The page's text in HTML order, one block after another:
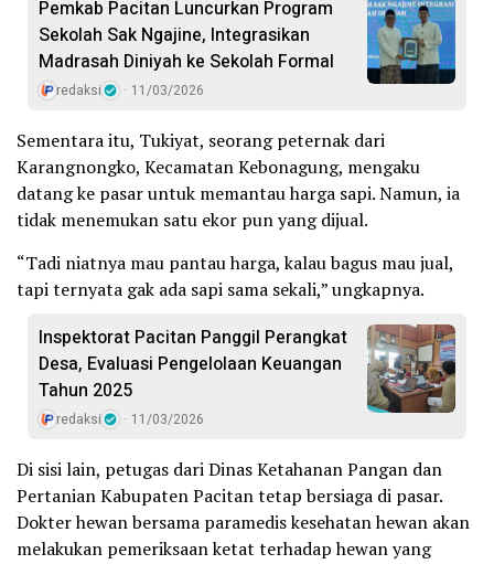
Pemkab Pacitan Luncurkan Program
Sekolah Sak Ngajine, Integrasikan
Madrasah Diniyah ke Sekolah Formal
redaksi 11/03/2026
Sementara itu, Tukiyat, seorang peternak dari
Karangnongko, Kecamatan Kebonagung, mengaku
datang ke pasar untuk memantau harga sapi. Namun, ia
tidak menemukan satu ekor pun yang dijual.
“Tadi niatnya mau pantau harga, kalau bagus mau jual,
tapi ternyata gak ada sapi sama sekali,” ungkapnya.
Inspektorat Pacitan Panggil Perangkat
Desa, Evaluasi Pengelolaan Keuangan
Tahun 2025
redaksi 11/03/2026
Di sisi lain, petugas dari Dinas Ketahanan Pangan dan
Pertanian Kabupaten Pacitan tetap bersiaga di pasar.
Dokter hewan bersama paramedis kesehatan hewan akan
melakukan pemeriksaan ketat terhadap hewan yang